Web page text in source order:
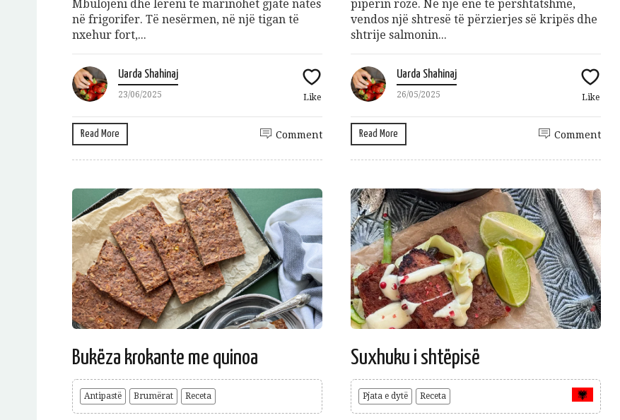
Mbulojeni dhe lëreni të marinohet gjatë natës
në frigorifer. Të nesërmen, në një tigan të
nxehur fort,...
Uarda Shahinaj
23/06/2025 Like
Read More Comment
piperin rozë. Në një enë të përshtatshme,
vendos një shtresë të përzierjes së kripës dhe
shtrije salmonin...
Uarda Shahinaj
26/05/2025 Like
Read More Comment
Bukëza krokante me quinoa
Antipastë Brumërat Receta
Suxhuku i shtëpisë
Pjata e dytë Receta
Jeto Dashuro Ushqehu